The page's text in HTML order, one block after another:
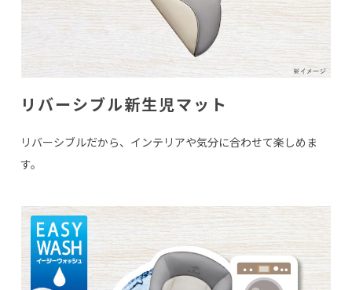
リバーシブル新生児マット
リバーシブルだから、インテリアや気分に合わせて楽しめま
す。